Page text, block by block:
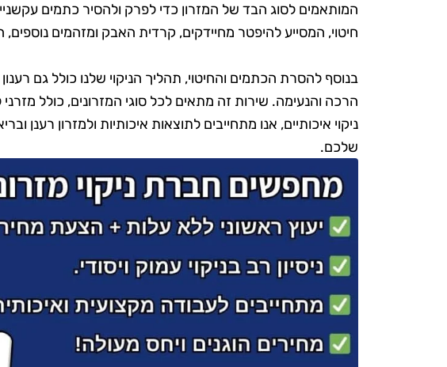
המותאמים לסוג הבד של המזרון כדי לפרק ולהסיר כתמים
חיטוי, המסייע להיפטר מחיידקים, קרדית האבק ומזהמים נוספים,
בנוסף להסרת הכתמים והחיטוי, תהליך הניקוי שלנו כולל גם
הרכה והנעימה. שירות זה מתאים לכל סוגי המזרונים, כולל מזרני
ניקוי איכותיים, אנו מתחייבים לתוצאות איכותיות ולמזרון רענן
שלכם.